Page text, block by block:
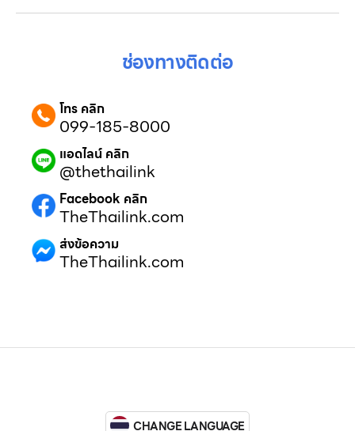
ช่องทางติดต่อ
โทร คลิก
099-185-8000
แอดไลน์ คลิก
@thethailink
Facebook คลิก
TheThailink.com
ส่งข้อความ
TheThailink.com
CHANGE LANGUAGE